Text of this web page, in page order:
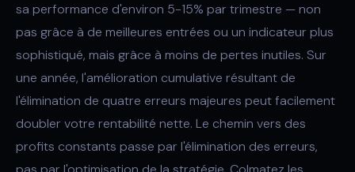
sa performance d'environ 5-15% par trimestre — non
pas grâce à de meilleures entrées ou un indicateur plus
sophistiqué, mais grâce à moins de pertes inutiles. Sur
une année, l'amélioration cumulative résultant de
l'élimination de quatre erreurs majeures peut facilement
doubler votre rentabilité nette. Le chemin vers des
profits constants passe par l'élimination des erreurs,